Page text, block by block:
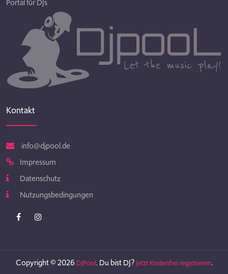
Portal für DJs
Kontakt
info@djpool.de
Impressum
Datenschutz
Nutzungsbedingungen
Copyright © 2026 DJPool. Du bist DJ? Jetzt Kostenfrei registrieren.